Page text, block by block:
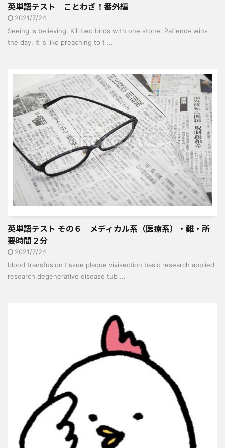
英単語テスト ことわざ！番外編
2021/7/24
Seeing is believing. Kill two birds with one stone. Patience wins
the day. It is like preaching to t ...
英単語テスト その６ メディカル系（医療系）・難・所
要時間２分
2021/7/24
blood transfusion tissue plaque vivisection basic research applied
research degenerative disease tub ...